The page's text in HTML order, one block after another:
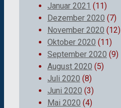
Januar 2021 (11)
Dezember 2020 (7)
November 2020 (12)
Oktober 2020 (11)
September 2020 (9)
August 2020 (5)
Juli 2020 (8)
Juni 2020 (3)
Mai 2020 (4)